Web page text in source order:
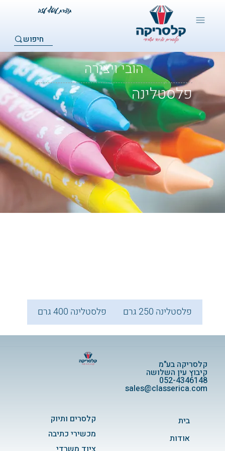
חיפוש
פלסטלינה 250 גרם פלסטלינה 400 גרם
הובי ויצירה
פלסטלינה
קלסרים ותיוק
מכשירי כתיבה
בית
אודות
קלסריקה בע"מ
קיבוץ עין השלושה
052-4346148
sales@classerica.com